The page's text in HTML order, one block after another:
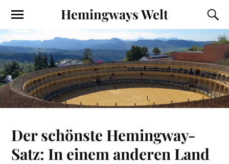
Hemingways Welt
Der schönste Hemingway-
Satz: In einem anderen Land